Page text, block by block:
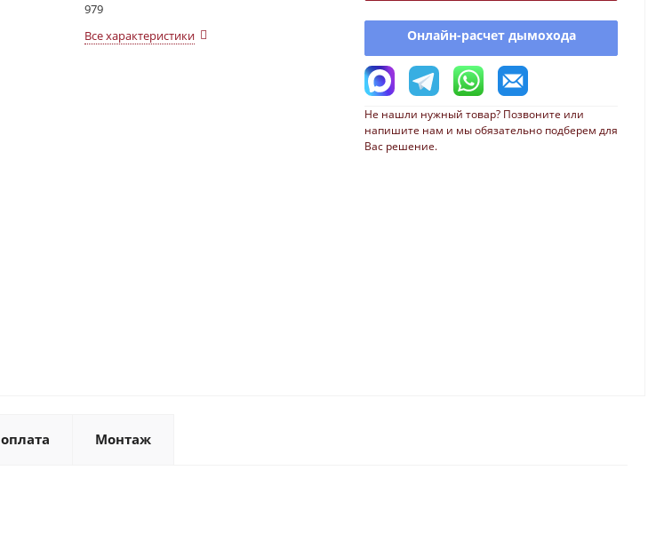
979
Все характеристики
Онлайн-расчет дымохода
Не нашли нужный товар? Позвоните или
напишите нам и мы обязательно подберем для
Вас решение.
Монтаж